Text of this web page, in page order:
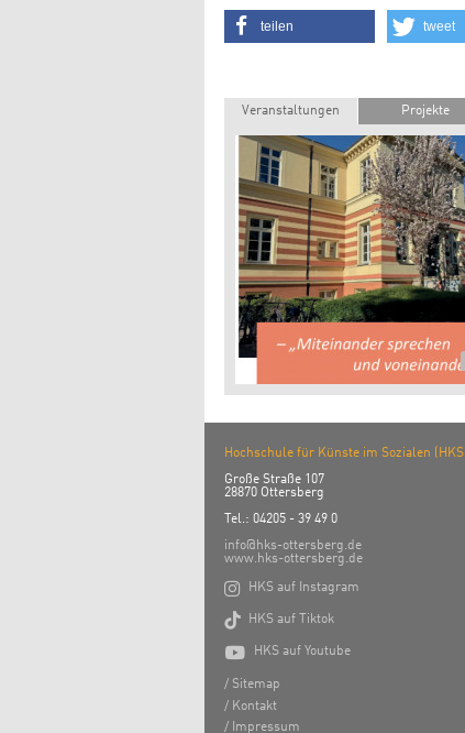
teilen tweet
Veranstaltungen Projekte
Hochschule für Künste im Sozialen (HKS)
Große Straße 107
28870 Ottersberg
Tel.: 04205 - 39 49 0
info@hks-ottersberg.de
www.hks-ottersberg.de
 HKS auf Instagram
 HKS auf Tiktok
 HKS auf Youtube
Sitemap
Kontakt
Impressum